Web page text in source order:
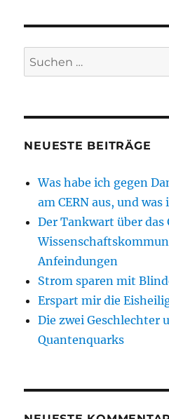
Suche
nach:
NEUESTE BEITRÄGE
Was habe ich gegen
am CERN aus, und
Der Tankwart über
Anfeindungen
Strom sparen mit
Erspart mir die
Die zwei Geschlechter
Quantenquarks